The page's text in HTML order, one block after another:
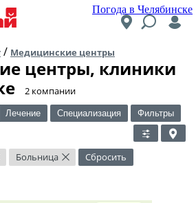
Погода в Челябинске
/ Медицинские центры
центры, клиники
​2 компании
Лечение Специализация Фильтры
Больница × Сбросить